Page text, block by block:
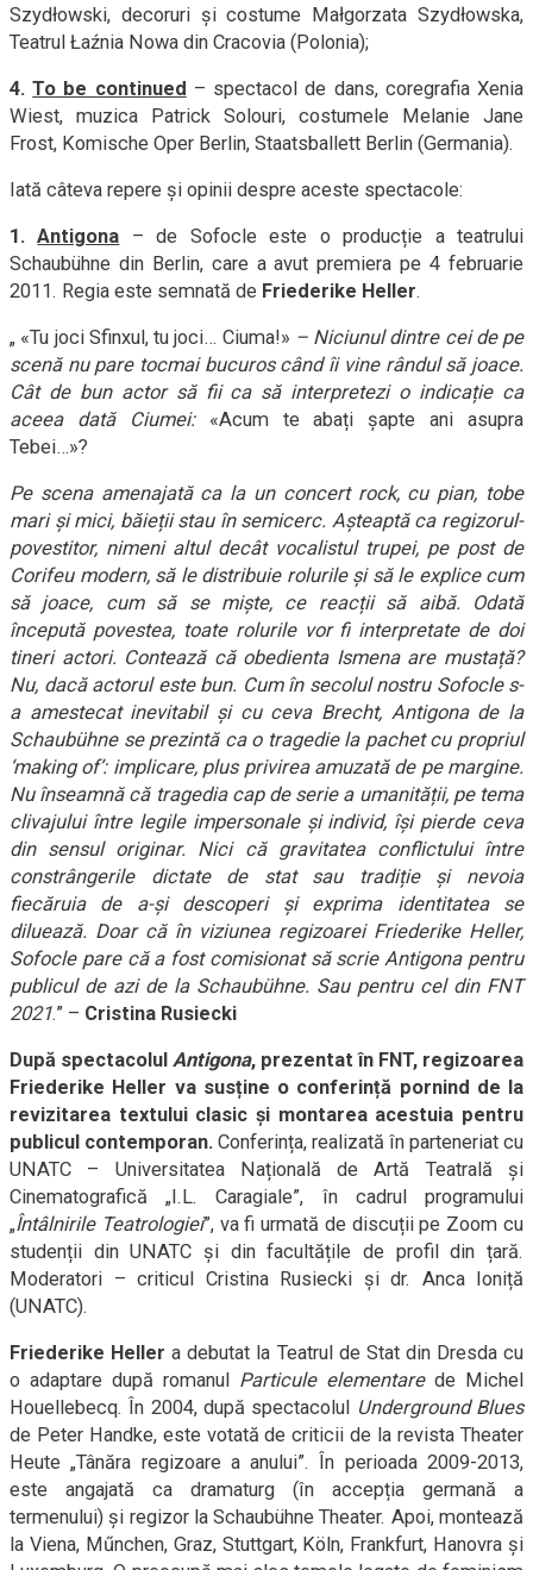
Szydłowski, decoruri și costume Małgorzata Szydłowska,
Teatrul Łaźnia Nowa din Cracovia (Polonia);
4. To be continued – spectacol de dans, coregrafia Xenia
Wiest, muzica Patrick Solouri, costumele Melanie Jane
Frost, Komische Oper Berlin, Staatsballett Berlin (Germania).
Iată câteva repere și opinii despre aceste spectacole:
1.Antigona – de Sofocle este o producție a teatrului
Schaubühne din Berlin, care a avut premiera pe 4 februarie
2011. Regia este semnată de Friederike Heller.
„ «Tu joci Sfinxul, tu joci… Ciuma!» – Niciunul dintre cei de pe
scenă nu pare tocmai bucuros când îi vine rândul să joace.
Cât de bun actor să fii ca să interpretezi o indicație ca
aceea dată Ciumei: «Acum te abați șapte ani asupra
Tebei…»?
Pe scena amenajată ca la un concert rock, cu pian, tobe
mari și mici, băieții stau în semicerc. Așteaptă ca regizorul-
povestitor, nimeni altul decât vocalistul trupei, pe post de
Corifeu modern, să le distribuie rolurile și să le explice cum
să joace, cum să se miște, ce reacții să aibă. Odată
începută povestea, toate rolurile vor fi interpretate de doi
tineri actori. Contează că obedienta Ismena are mustață?
Nu, dacă actorul este bun. Cum în secolul nostru Sofocle s-
a amestecat inevitabil și cu ceva Brecht, Antigona de la
Schaubühne se prezintă ca o tragedie la pachet cu propriul
‘making of’: implicare, plus privirea amuzată de pe margine.
Nu înseamnă că tragedia cap de serie a umanității, pe tema
clivajului între legile impersonale și individ, își pierde ceva
din sensul originar. Nici că gravitatea conflictului între
constrângerile dictate de stat sau tradiție și nevoia
fiecăruia de a-și descoperi și exprima identitatea se
diluează. Doar că în viziunea regizoarei Friederike Heller,
Sofocle pare că a fost comisionat să scrie Antigona pentru
publicul de azi de la Schaubühne. Sau pentru cel din FNT
2021.” – Cristina Rusiecki
După spectacolul Antigona, prezentat în FNT, regizoarea
Friederike Heller va susține o conferință pornind de la
revizitarea textului clasic și montarea acestuia pentru
publicul contemporan. Conferința, realizată în parteneriat cu
UNATC – Universitatea Națională de Artă Teatrală și
Cinematografică „I.L. Caragiale”, în cadrul programului
„Întâlnirile Teatrologiei”, va fi urmată de discuții pe Zoom cu
studenții din UNATC și din facultățile de profil din țară.
Moderatori – criticul Cristina Rusiecki și dr. Anca Ioniță
(UNATC).
Friederike Heller a debutat la Teatrul de Stat din Dresda cu
o adaptare după romanul Particule elementarede Michel
Houellebecq. În 2004, după spectacolul Underground Blues
de Peter Handke, este votată de criticii de la revista Theater
Heute „Tânăra regizoare a anului”. În perioada 2009-2013,
este angajată ca dramaturg (în accepția germană a
termenului) și regizor la Schaubühne Theater. Apoi, montează
la Viena, Műnchen, Graz, Stuttgart, Köln, Frankfurt, Hanovra și